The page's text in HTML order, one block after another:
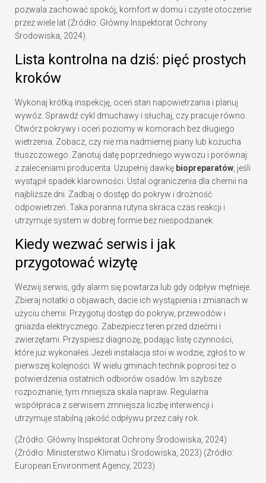
pozwala zachować spokój, komfort w domu i czyste otoczenie
przez wiele lat (Źródło: Główny Inspektorat Ochrony
Środowiska, 2024).
Lista kontrolna na dziś: pięć prostych
kroków
Wykonaj krótką inspekcję, oceń stan napowietrzania i planuj
wywóz. Sprawdź cykl dmuchawy i słuchaj, czy pracuje równo.
Otwórz pokrywy i oceń poziomy w komorach bez długiego
wietrzenia. Zobacz, czy nie ma nadmiernej piany lub kożucha
tłuszczowego. Zanotuj datę poprzedniego wywozu i porównaj
z zaleceniami producenta. Uzupełnij dawkę biopreparatów , jeśli
wystąpił spadek klarowności. Ustal ograniczenia dla chemii na
najbliższe dni. Zadbaj o dostęp do pokryw i drożność
odpowietrzeń. Taka poranna rutyna skraca czas reakcji i
utrzymuje system w dobrej formie bez niespodzianek.
Kiedy wezwać serwis i jak
przygotować wizytę
Wezwij serwis, gdy alarm się powtarza lub gdy odpływ mętnieje.
Zbieraj notatki o objawach, dacie ich wystąpienia i zmianach w
użyciu chemii. Przygotuj dostęp do pokryw, przewodów i
gniazda elektrycznego. Zabezpiecz teren przed dziećmi i
zwierzętami. Przyspiesz diagnozę, podając listę czynności,
które już wykonałeś. Jeżeli instalacja stoi w wodzie, zgłoś to w
pierwszej kolejności. W wielu gminach technik poprosi też o
potwierdzenia ostatnich odbiorów osadów. Im szybsze
rozpoznanie, tym mniejsza skala napraw. Regularna
współpraca z serwisem zmniejsza liczbę interwencji i
utrzymuje stabilną jakość odpływu przez cały rok.
(Źródło: Główny Inspektorat Ochrony Środowiska, 2024)
(Źródło: Ministerstwo Klimatu i Środowiska, 2023) (Źródło:
European Environment Agency, 2023)